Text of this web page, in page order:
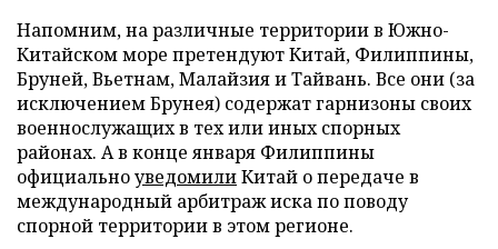
Напомним, на различные территории в Южно-
Китайском море претендуют Китай, Филиппины,
Бруней, Вьетнам, Малайзия и Тайвань. Все они (за
исключением Брунея) содержат гарнизоны своих
военнослужащих в тех или иных спорных
районах. А в конце января Филиппины
официальноуведомилиКитай о передаче в
международный арбитраж иска по поводу
спорной территории в этом регионе.